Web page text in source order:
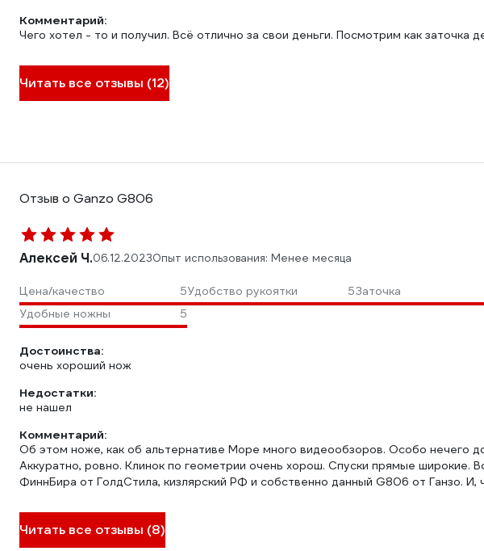
Комментарий:
Чего хотел - то и получил. Всё отлично за свои деньги. Посмотрим как заточка
Читать все отзывы (12)
Отзыв о Ganzo G806
Алексей Ч.06.12.2023Опыт использования: Менее месяца
Цена/качество 5Удобство рукоятки 5Заточка
Удобные ножны
5
Достоинства:
очень хороший нож
Недостатки:
не нашел
Комментарий:
Об этом ноже, как об альтернативе Море много видеообзоров. Особо нечего
Аккуратно, ровно. Клинок по геометрии очень хорош. Спуски прямые широкие.
ФиннБира от ГолдСтила, кизлярский РФ и собственно данный G806 от Ганзо. И,
Читать все отзывы (8)